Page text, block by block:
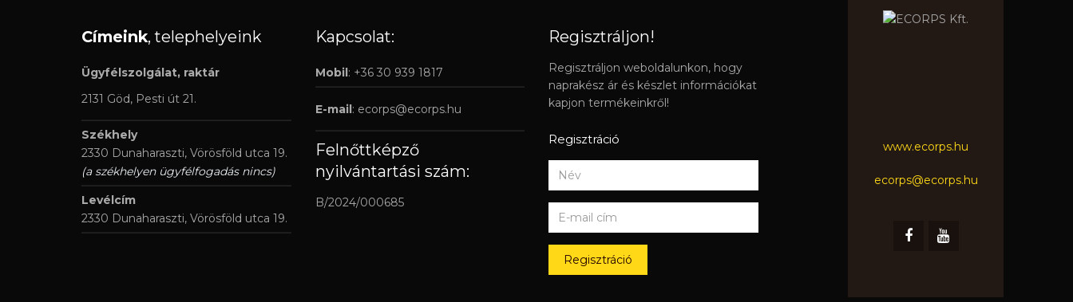
Címeink, telephelyeink
Ügyfélszolgálat, raktár
2131 Göd, Pesti út 21.
Székhely
2330 Dunaharaszti, Vörösföld utca 19.
(a székhelyen ügyfélfogadás nincs)
Levélcím
2330 Dunaharaszti, Vörösföld utca 19.
Kapcsolat:
Mobil: +36 30 939 1817
E-mail: ecorps@ecorps.hu
Felnőttképző
nyilvántartási szám:
B/2024/000685
Regisztráljon!
Regisztráljon weboldalunkon, hogy
naprakész ár és készlet információkat
kapjon termékeinkről!
Regisztráció
Regisztráció
www.ecorps.hu
ecorps@ecorps.hu